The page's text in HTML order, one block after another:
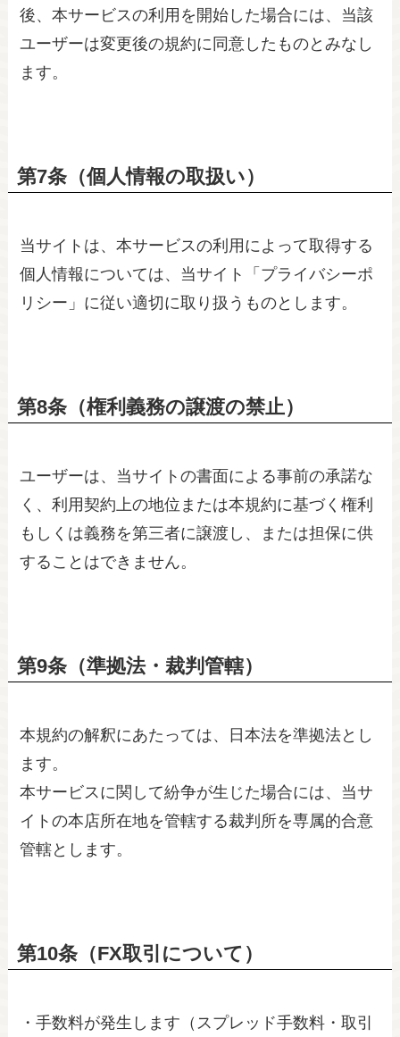
後、本サービスの利用を開始した場合には、当該
ユーザーは変更後の規約に同意したものとみなし
ます。
第7条（個人情報の取扱い）
当サイトは、本サービスの利用によって取得する
個人情報については、当サイト「プライバシーポ
リシー」に従い適切に取り扱うものとします。
第8条（権利義務の譲渡の禁止）
ユーザーは、当サイトの書面による事前の承諾な
く、利用契約上の地位または本規約に基づく権利
もしくは義務を第三者に譲渡し、または担保に供
することはできません。
第9条（準拠法・裁判管轄）
本規約の解釈にあたっては、日本法を準拠法とし
ます。
本サービスに関して紛争が生じた場合には、当サ
イトの本店所在地を管轄する裁判所を専属的合意
管轄とします。
第10条（FX取引について）
・手数料が発生します（スプレッド手数料・取引